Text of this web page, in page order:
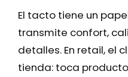
El tacto tiene un
transmite confort,
detalles. En retail, el
tienda: toca